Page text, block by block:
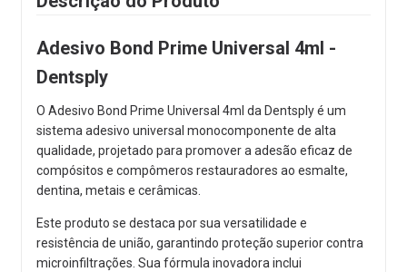
Adesivo Bond Prime Universal 4ml -
Dentsply
O Adesivo Bond Prime Universal 4ml da Dentsply é um
sistema adesivo universal monocomponente de alta
qualidade, projetado para promover a adesão eficaz de
compósitos e compômeros restauradores ao esmalte,
dentina, metais e cerâmicas.
Este produto se destaca por sua versatilidade e
resistência de união, garantindo proteção superior contra
microinfiltrações. Sua fórmula inovadora inclui